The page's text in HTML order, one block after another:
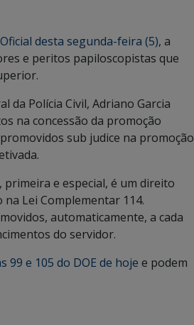
desta segunda-feira (5), a
e peritos papiloscopistas que
da Polícia Civil, Adriano Garcia
na concessão da promoção
sub judice na promoção
primeira e especial, é um direito
Lei Complementar 114.
automaticamente, a cada
do servidor.
99 e 105 do DOE de hoje e podem